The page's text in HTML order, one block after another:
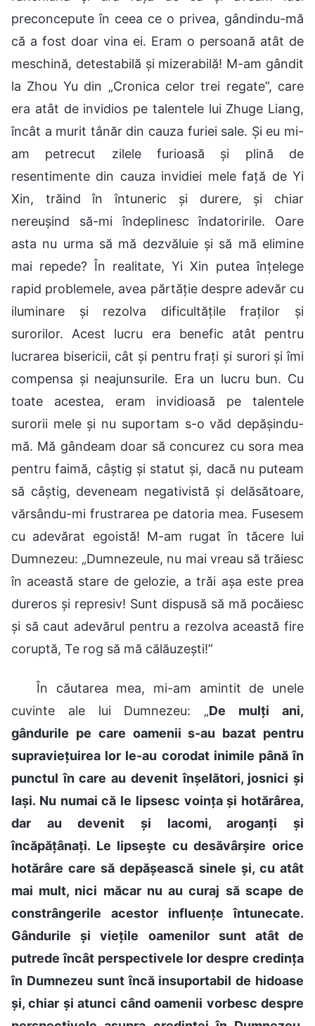
preconcepute în ceea ce o privea, gândindu-mă
că a fost doar vina ei. Eram o persoană atât de
meschină, detestabilă și mizerabilă! M-am gândit
la Zhou Yu din „Cronica celor trei regate”, care
era atât de invidios pe talentele lui Zhuge Liang,
încât a murit tânăr din cauza furiei sale. Și eu mi-
am petrecut zilele furioasă și plină de
resentimente din cauza invidiei mele față de Yi
Xin, trăind în întuneric și durere, și chiar
nereușind să-mi îndeplinesc îndatoririle. Oare
asta nu urma să mă dezvăluie și să mă elimine
mai repede? În realitate, Yi Xin putea înțelege
rapid problemele, avea părtăție despre adevăr cu
iluminare și rezolva dificultățile fraților și
surorilor. Acest lucru era benefic atât pentru
lucrarea bisericii, cât și pentru frați și surori și îmi
compensa și neajunsurile. Era un lucru bun. Cu
toate acestea, eram invidioasă pe talentele
surorii mele și nu suportam s-o văd depășindu-
mă. Mă gândeam doar să concurez cu sora mea
pentru faimă, câștig și statut și, dacă nu puteam
să câștig, deveneam negativistă și delăsătoare,
vărsându-mi frustrarea pe datoria mea. Fusesem
cu adevărat egoistă! M-am rugat în tăcere lui
Dumnezeu: „Dumnezeule, nu mai vreau să trăiesc
în această stare de gelozie, a trăi așa este prea
dureros și represiv! Sunt dispusă să mă pocăiesc
și să caut adevărul pentru a rezolva această fire
coruptă, Te rog să mă călăuzești!”
În căutarea mea, mi-am amintit de unele
cuvinte ale lui Dumnezeu: „De mulți ani,
gândurile pe care oamenii s-au bazat pentru
supraviețuirea lor le-au corodat inimile până în
punctul în care au devenit înșelători, josnici și
lași. Nu numai că le lipsesc voința și hotărârea,
dar au devenit și lacomi, aroganți și
încăpățânați. Le lipsește cu desăvârșire orice
hotărâre care să depășească sinele și, cu atât
mai mult, nici măcar nu au curaj să scape de
constrângerile acestor influențe întunecate.
Gândurile și viețile oamenilor sunt atât de
putrede încât perspectivele lor despre credința
în Dumnezeu sunt încă insuportabil de hidoase
și, chiar și atunci când oamenii vorbesc despre